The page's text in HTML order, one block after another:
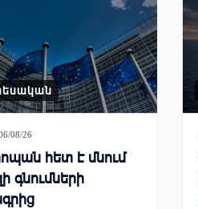
08/26
հետ է մնում
գնումների